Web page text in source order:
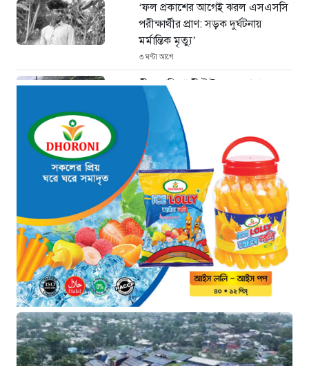
‘ফল প্রকাশের আগেই ঝরল এসএসসি
পরীক্ষার্থীর প্রাণ: সড়ক দুর্ঘটনায়
মর্মান্তিক মৃত্যু’
৩ ঘণ্টা আগে
চীনে শক্তিশালী টাইফুনের আঘাত: ঘর
হারিয়েছেন ১০ লাখ বাসিন্দা
এক যুগ পর আত্মসমর্পণ: মৃত্যুদণ্ডের
বিরুদ্ধে আপিল করলেন আবুল কালাম
আযাদ
৪ ঘণ্টা আগে
প্রধানমন্ত্রী তারেক রহমানের সঙ্গে
ভারতীয় হাইকমিশনারের সৌজন্য
সাক্ষাৎ
৪ ঘণ্টা আগে
শিক্ষায় নারীদের জয়গান: পাসের হারে
অনন্য মেয়েরা
৪ ঘণ্টা আগে
সৌদি আরবে কারখানায় আগুন: ১৬